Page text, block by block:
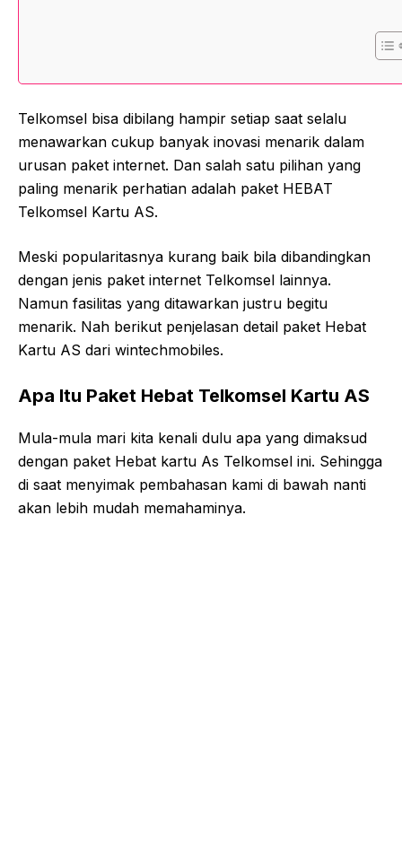
Telkomsel bisa dibilang hampir setiap saat selalu
menawarkan cukup banyak inovasi menarik dalam
urusan paket internet. Dan salah satu pilihan yang
paling menarik perhatian adalah paket HEBAT
Telkomsel Kartu AS.
Meski popularitasnya kurang baik bila dibandingkan
dengan jenis paket internet Telkomsel lainnya.
Namun fasilitas yang ditawarkan justru begitu
menarik. Nah berikut penjelasan detail paket Hebat
Kartu AS dari wintechmobiles.
Apa Itu Paket Hebat Telkomsel Kartu AS
Mula-mula mari kita kenali dulu apa yang dimaksud
dengan paket Hebat kartu As Telkomsel ini. Sehingga
di saat menyimak pembahasan kami di bawah nanti
akan lebih mudah memahaminya.